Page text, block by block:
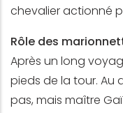
chevalier actionné
Rôle des
Après un long
pieds de la tour. Au
pas, mais maître